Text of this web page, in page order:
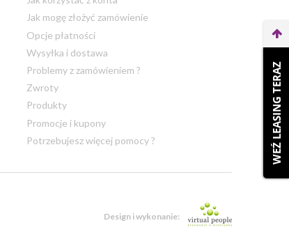
Jak mogę złożyć zamówienie
Opcje płatności
Wysyłka i dostawa
Problemy z zamówieniem ?
Zwroty
Produkty
Promocje i kupony
Potrzebujesz więcej pomocy ?
Design i wykonanie:
WEŹ LEASING TERAZ